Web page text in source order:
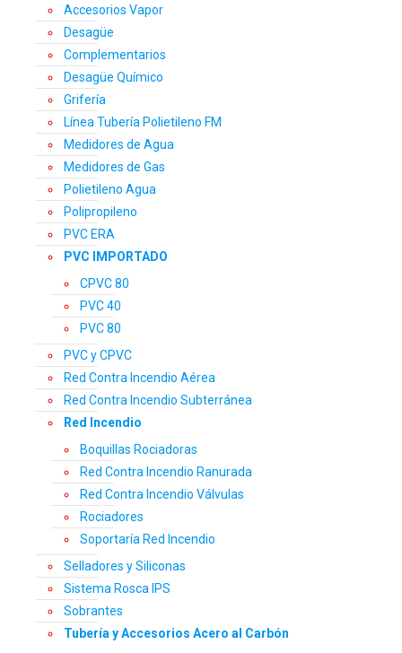
Accesorios Vapor
Desagüe
Complementarios
Desagüe Químico
Grifería
Línea Tubería Polietileno FM
Medidores de Agua
Medidores de Gas
Polietileno Agua
Polipropileno
PVC ERA
PVC IMPORTADO
CPVC 80
PVC 40
PVC 80
PVC y CPVC
Red Contra Incendio Aérea
Red Contra Incendio Subterránea
Red Incendio
Boquillas Rociadoras
Red Contra Incendio Ranurada
Red Contra Incendio Válvulas
Rociadores
Soportaría Red Incendio
Selladores y Siliconas
Sistema Rosca IPS
Sobrantes
Tubería y Accesorios Acero al Carbón